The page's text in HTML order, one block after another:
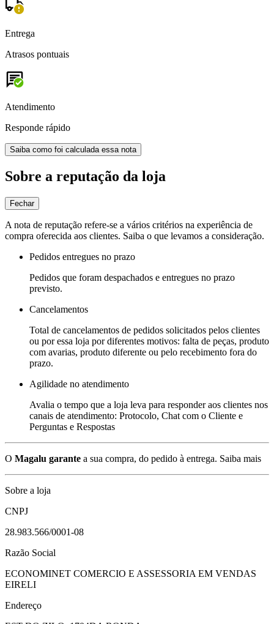
Entrega
Atrasos pontuais
Atendimento
Responde rápido
Saiba como foi calculada essa nota
Sobre a reputação da loja
Fechar
A nota de reputação refere-se a vários critérios na experiência de
compra oferecida aos clientes. Saiba o que levamos a consideração.
Pedidos entregues no prazo
Pedidos que foram despachados e entregues no prazo
previsto.
Cancelamentos
Total de cancelamentos de pedidos solicitados pelos clientes
ou por essa loja por diferentes motivos: falta de peças, produto
com avarias, produto diferente ou pelo recebimento fora do
prazo.
Agilidade no atendimento
Avalia o tempo que a loja leva para responder aos clientes nos
canais de atendimento: Protocolo, Chat com o Cliente e
Perguntas e Respostas
O Magalu garante a sua compra, do pedido à entrega. Saiba mais
Sobre a loja
CNPJ
28.983.566/0001-08
Razão Social
ECONOMINET COMERCIO E ASSESSORIA EM VENDAS
EIRELI
Endereço